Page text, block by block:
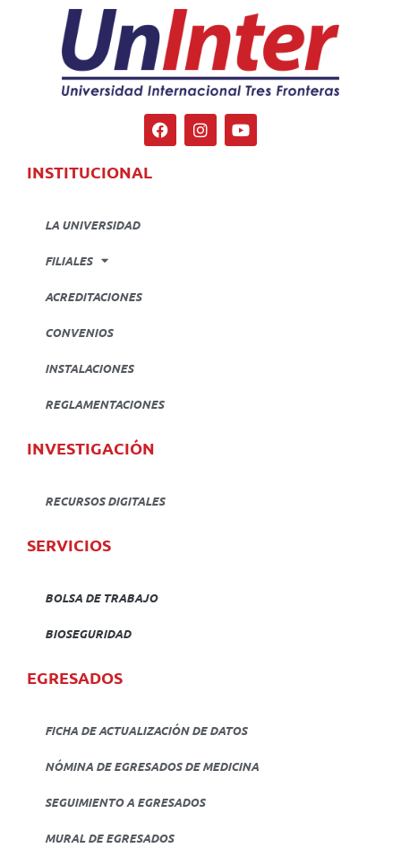
INSTITUCIONAL
LA UNIVERSIDAD
FILIALES
ACREDITACIONES
CONVENIOS
INSTALACIONES
REGLAMENTACIONES
INVESTIGACIÓN
RECURSOS DIGITALES
SERVICIOS
BOLSA DE TRABAJO
BIOSEGURIDAD
EGRESADOS
FICHA DE ACTUALIZACIÓN DE DATOS
NÓMINA DE EGRESADOS DE MEDICINA
SEGUIMIENTO A EGRESADOS
MURAL DE EGRESADOS